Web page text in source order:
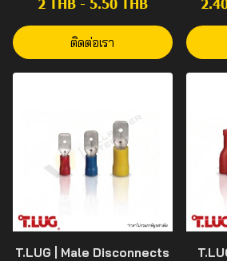
ติดต่อเรา
T.LUG | Male Disconnects